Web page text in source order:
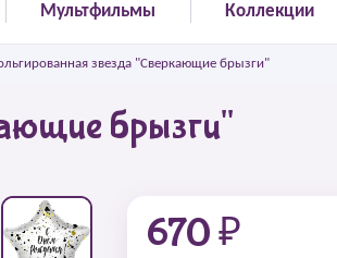
Мультфильмы Коллекции
звезда "Сверкающие брызги"
брызги"
670 ₽